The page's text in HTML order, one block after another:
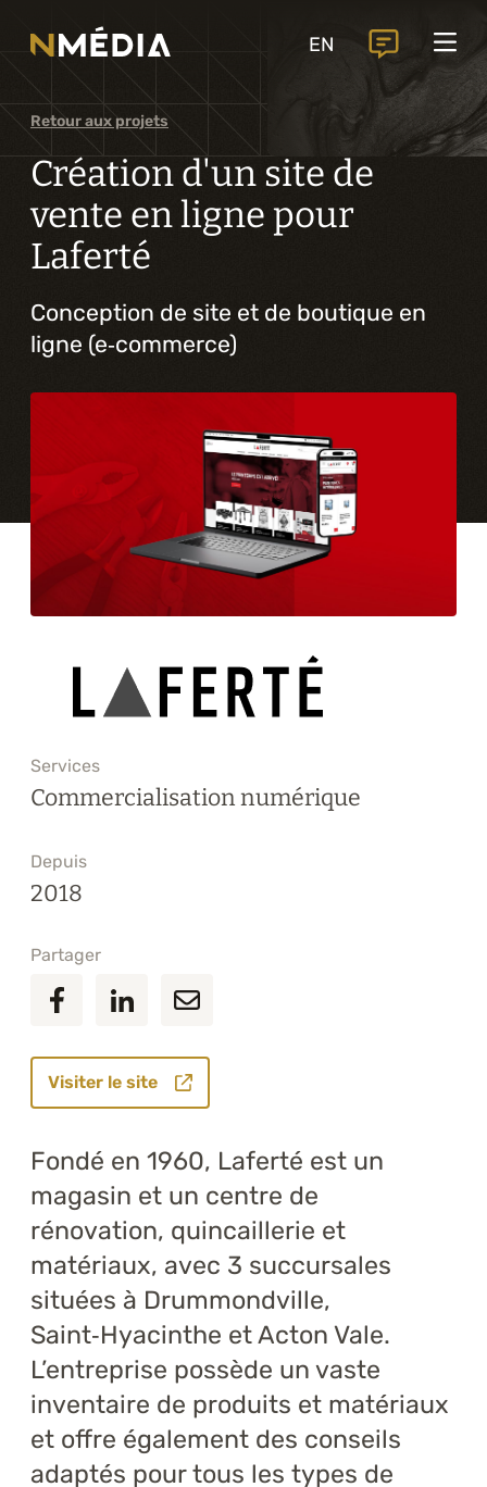
EN
Services
Services principaux
Analyse et conception numérique
Commercialisation numérique
Développement sur mesure
Expérience mobile
Intégration de solutions d’affaires
Services complémentaires
Formations
À propos
Blogue
Carrière
Retour aux projets
Création d'un site de
vente en ligne pour
Laferté
Conception de site et de boutique en
ligne (e‑commerce)
Services
Commercialisation numérique
Depuis
2018
Partager
Visiter le site
Fondé en 1960, Laferté est un
magasin et un centre de
rénovation, quincaillerie et
matériaux, avec 3 succursales
situées à Drummondville,
Saint‑Hyacinthe et Acton Vale.
L’entreprise possède un vaste
inventaire de produits et matériaux
et offre également des conseils
adaptés pour tous les types de